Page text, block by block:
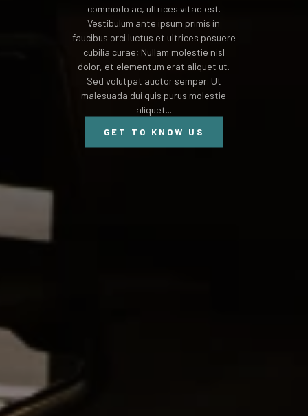
commodo ac, ultrices vitae est.
Vestibulum ante ipsum primis in
faucibus orci luctus et ultrices posuere
cubilia curae; Nullam molestie nisl
dolor, et elementum erat aliquet ut.
Sed volutpat auctor semper. Ut
malesuada dui quis purus molestie
aliquet...
GET TO KNOW US